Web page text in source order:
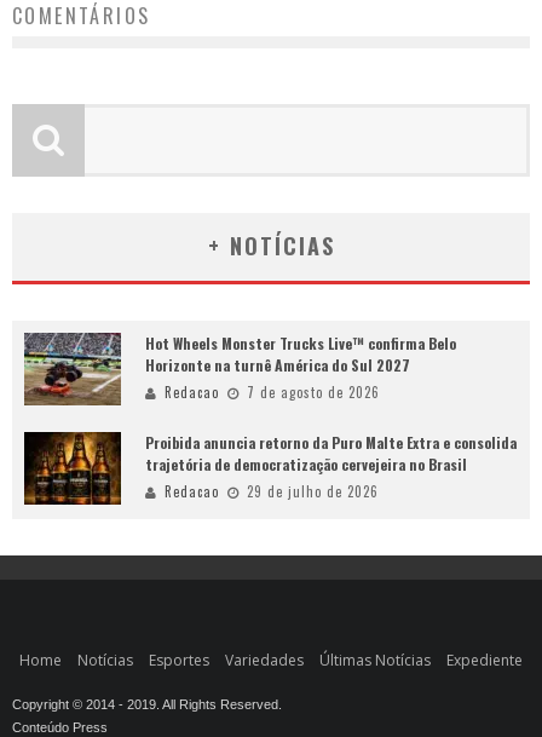
COMENTÁRIOS
+ NOTÍCIAS
Hot Wheels Monster Trucks Live™ confirma Belo
Horizonte na turnê América do Sul 2027
Redacao 7 de agosto de 2026
Proibida anuncia retorno da Puro Malte Extra e consolida
trajetória de democratização cervejeira no Brasil
Redacao 29 de julho de 2026
Home Notícias Esportes Variedades Últimas Notícias Expediente
Copyright © 2014 - 2019. All Rights Reserved.
Conteúdo Press